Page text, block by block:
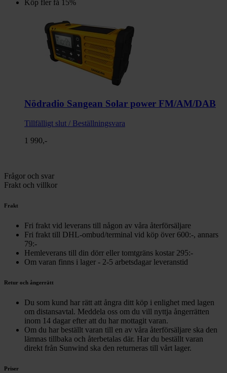
Köp fler få 15%
Nödradio Sangean Solar power FM/AM/DAB
Tillfälligt slut / Beställningsvara
1 990,-
Frågor och svar
Frakt och villkor
Frakt
Fri frakt vid leverans till någon av våra återförsäljare
Fri frakt till DHL-ombud/terminal vid köp över 600:-, annars
79:-
Hemleverans till din dörr eller tomtgräns kostar 295:-
Om varan finns i lager - 2-5 arbetsdagar leveranstid
Retur och ångerrätt
Du som kund har rätt att ångra ditt köp i enlighet med lagen
om distansavtal. Meddela oss om du vill nyttja ångerrätten
inom 14 dagar efter att du har mottagit varan.
Om du har beställt varan till en av våra återförsäljare ska den
lämnas tillbaka och återbetalas där. Har du beställt varan
direkt från Sunwind ska den returneras till vårt lager.
Priser